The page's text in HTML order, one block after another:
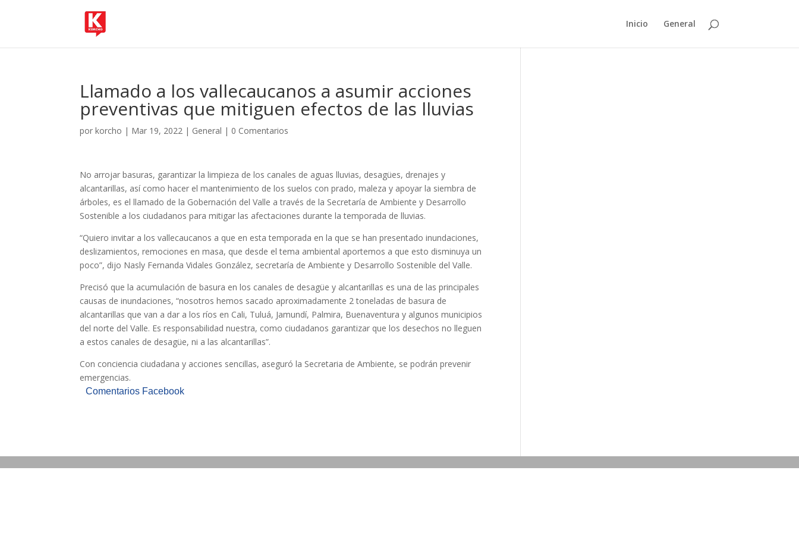
Inicio General
Llamado a los vallecaucanos a asumir acciones
preventivas que mitiguen efectos de las lluvias
porkorcho | Mar 19, 2022 | General | 0 Comentarios
No arrojar basuras, garantizar la limpieza de los canales de aguas lluvias, desagües, drenajes y
alcantarillas, así como hacer el mantenimiento de los suelos con prado, maleza y apoyar la siembra de
árboles, es el llamado de la Gobernación del Valle a través de la Secretaría de Ambiente y Desarrollo
Sostenible a los ciudadanos para mitigar las afectaciones durante la temporada de lluvias.
“Quiero invitar a los vallecaucanos a que en esta temporada en la que se han presentado inundaciones,
deslizamientos, remociones en masa, que desde el tema ambiental aportemos a que esto disminuya un
poco”, dijo Nasly Fernanda Vidales González, secretaría de Ambiente y Desarrollo Sostenible del Valle.
Precisó que la acumulación de basura en los canales de desagüe y alcantarillas es una de las principales
causas de inundaciones, “nosotros hemos sacado aproximadamente 2 toneladas de basura de
alcantarillas que van a dar a los ríos en Cali, Tuluá, Jamundí, Palmira, Buenaventura y algunos municipios
del norte del Valle. Es responsabilidad nuestra, como ciudadanos garantizar que los desechos no lleguen
a estos canales de desagüe, ni a las alcantarillas”.
Con conciencia ciudadana y acciones sencillas, aseguró la Secretaria de Ambiente, se podrán prevenir
emergencias.
Comentarios Facebook